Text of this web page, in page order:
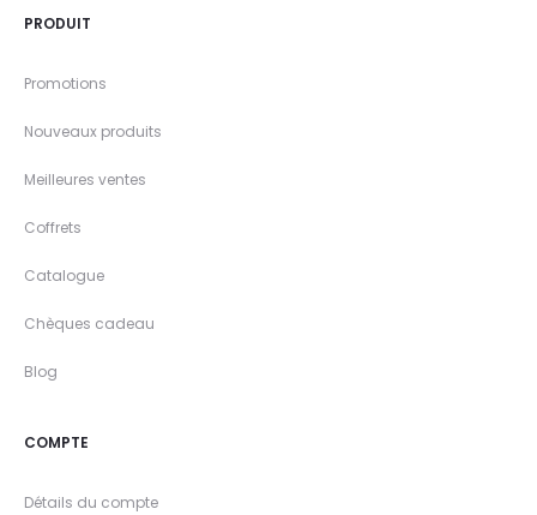
PRODUIT
Promotions
Nouveaux produits
Meilleures ventes
Coffrets
Catalogue
Chèques cadeau
Blog
COMPTE
Détails du compte